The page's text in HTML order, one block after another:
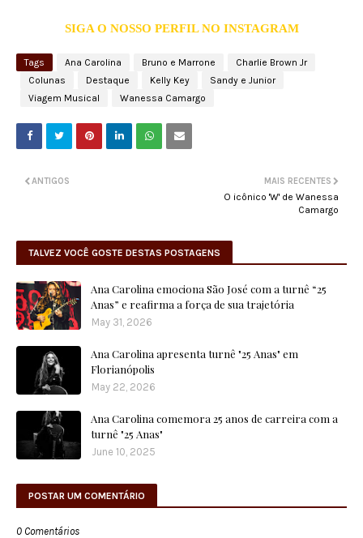
SIGA O NOSSO PERFIL NO INSTAGRAM
Tags Ana Carolina Bruno e Marrone
Charlie Brown Jr
Colunas
Destaque Kelly Key
Sandy e Junior
Viagem Musical
Wanessa Camargo
MAIS RECENTES
O icônico 'W' de Wanessa
Camargo
ANTIGOS
TALVEZ VOCÊ GOSTE DESTAS POSTAGENS
Ana Carolina emociona São José com a turnê “25
Anas” e reafirma a força de sua trajetória
May 31, 2026
Ana Carolina apresenta turnê "25 Anas" em
Florianópolis
May 22, 2026
Ana Carolina comemora 25 anos de carreira com a
turnê "25 Anas"
June 10, 2025
POSTAR UM COMENTÁRIO
0 Comentários